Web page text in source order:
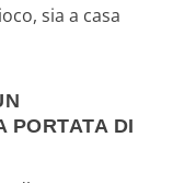
sia a casa
PORTATA DI